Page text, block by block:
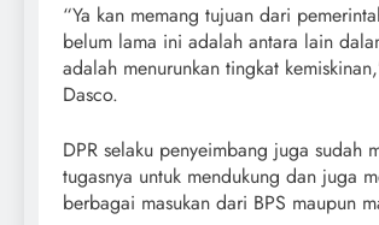
“Ya kan memang tujuan dari
belum lama ini adalah antara lain
adalah menurunkan tingkat
Dasco.
DPR selaku penyeimbang juga sudah
tugasnya untuk mendukung dan juga
berbagai masukan dari BPS maupun